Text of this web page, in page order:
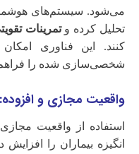
می‌شود. سیستم‌های هوشمند
تحلیل کرده وتمرینات
کنند. این فناوری
شخصی‌سازی شده را
واقعیت مجازی و افزوده:
استفاده از واقعیت
انگیزه بیماران را